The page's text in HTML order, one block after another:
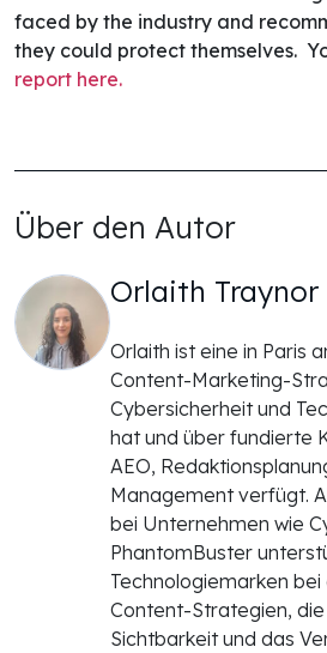
faced by the industry and
they could protect themselves.
report here.
Über den Autor
Orlaith Traynor
Orlaith ist eine in Paris
Content-Marketing-
Cybersicherheit und
hat und über fundierte
AEO,
Management verfügt.
bei Unternehmen wie
PhantomBuster
Technologiemarken
Content-Strategien,
Sichtbarkeit und das